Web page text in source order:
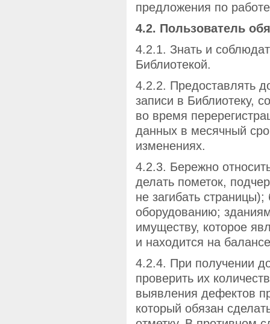
предложения по
4.2. Пользователь
4.2.1. Знать и
Библиотекой.
4.2.2. Предоставлять
записи в Библиотеку,
во время
данных в месячный
изменениях.
4.2.3. Бережно
делать пометок,
не загибать
оборудованию;
имуществу, которое
и находится на
4.2.4. При получении
проверить их
выявления дефектов
который обязан